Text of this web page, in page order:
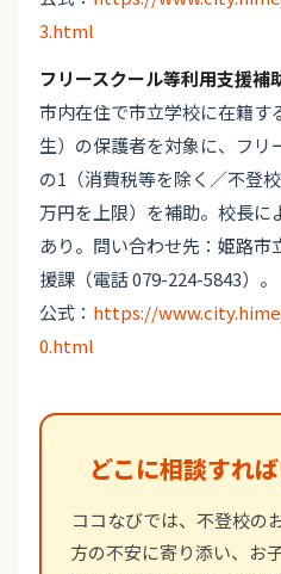
3.html
フリースクール等利用支援補
市内在住で市立学校に在籍す
生）の保護者を対象に、フリ
の1（消費税等を除く／不登
万円を上限）を補助。校長
あり。問い合わせ先：姫路市
援課（電話 079-224-5843）。
公式： https://
0.html
どこに相談すれ
ココなびでは、不登校の
方の不安に寄り添い、お